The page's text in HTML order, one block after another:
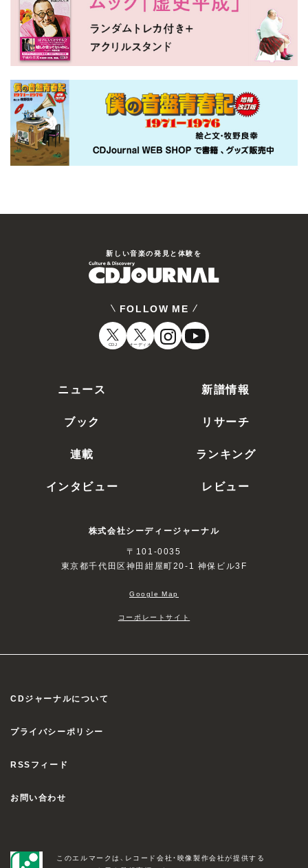
新しい⾳楽の発⾒と体験を
FOLLOW ME
CDJ オーディオ
ニュース
新譜情報
ブック
リサーチ
連載
ランキング
インタビュー
レビュー
株式会社シーディージャーナル
〒101-0035
東京都千代田区神田紺屋町20-1 神保ビル3F
Google Map
コーポレートサイト
CDジャーナルについて
プライバシーポリシー
RSSフィード
お問い合わせ
このエルマークは、レコード会社・映像製作会社が提供する